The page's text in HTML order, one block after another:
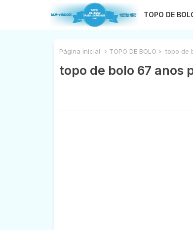
TOPO DE
Página inicial TOPO DE BOLO topo de
topo de bolo 67 anos